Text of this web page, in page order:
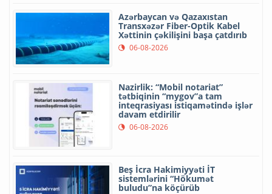
Azərbaycan və Qazaxıstan
Transxəzər Fiber-Optik Kabel
Xəttinin çəkilişini başa çatdırıb
06-08-2026
Nazirlik: “Mobil notariat”
tətbiqinin “mygov”a tam
inteqrasiyası istiqamətində işlər
davam etdirilir
06-08-2026
Beş İcra Hakimiyyəti İT
sistemlərini “Hökumət
buludu”na köçürüb